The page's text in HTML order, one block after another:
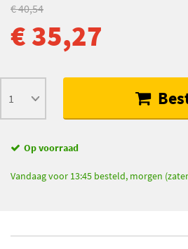
€ 40,54
€ 35,27
Op voorraad
Vandaag voor 13:45 besteld, morgen